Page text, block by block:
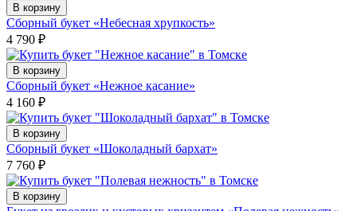
В корзину
Сборный букет «Небесная хрупкость»
4 790 ₽
В корзину
Сборный букет «Нежное касание»
4 160 ₽
В корзину
Сборный букет «Шоколадный бархат»
7 760 ₽
В корзину